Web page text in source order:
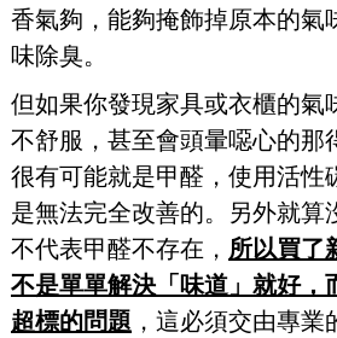
香氣夠，能夠掩飾掉原本的氣
味除臭。
但如果你發現家具或衣櫃的氣
不舒服，甚至會頭暈噁心的那
很有可能就是甲醛，使用活性
是無法完全改善的。另外就算
不代表甲醛不存在， 所以買了
不是單單解決「味道」就好，
超標的問題 ，這必須交由專